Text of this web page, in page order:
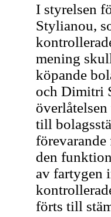
I styrelsen
Stylianou,
mening
köpande
och Dimitri
till
den
av fartygen
förts till